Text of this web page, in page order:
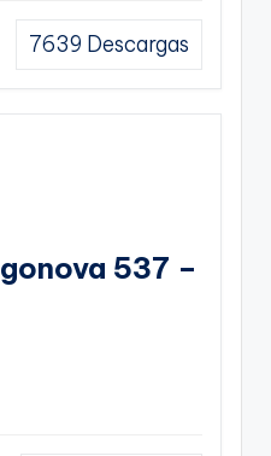
7639 Descargas
537 –